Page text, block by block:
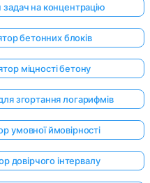
на концентрацію
бетонних блоків
міцності бетону
згортання логарифмів
умовної ймовірності
довірчого інтервалу